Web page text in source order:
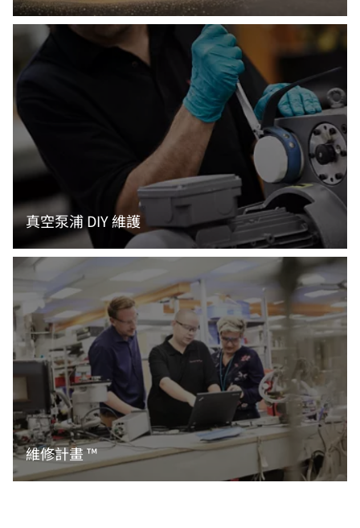
閱讀更多資訊
真空泵浦 DIY 維護
閱讀更多資訊
維修計畫 ™